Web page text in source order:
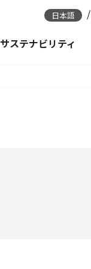
日本語
サステナビリティ